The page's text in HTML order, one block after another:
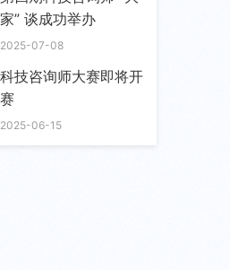
家” 谈成功举办
2025-07-08
科技咨询师大赛即将开
赛
2025-06-15